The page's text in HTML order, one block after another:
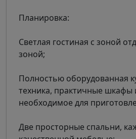
Планировка:
Светлая гостиная с зоной
зоной;
Полностью оборудованная
техника, практичные шкафы
необходимое для
Две просторные спальни,